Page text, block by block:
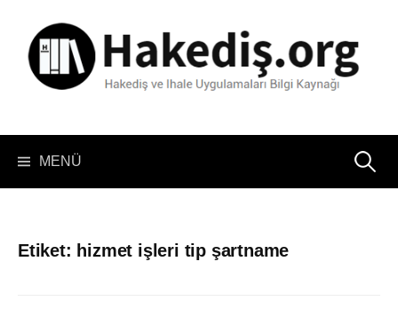
MENÜ Arama:
Etiket: hizmet işleri tip şartname